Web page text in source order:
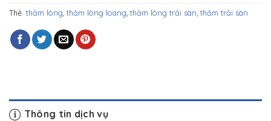
Thẻ: thảm lông, thảm lông loang, thảm lông trải sàn, thảm trải sàn
Thông tin dịch vụ